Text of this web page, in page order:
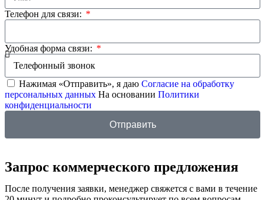
Телефон для связи:
Удобная форма связи:
Нажимая «Отправить», я даю Согласие на обработку
персональных данных На основании Политики
конфиденциальности
Отправить
Запрос коммерческого предложения
После получения заявки, менеджер свяжется с вами в течение